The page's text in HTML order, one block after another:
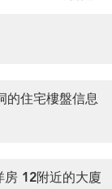
的住宅樓盤信息
房 12附近的大廈